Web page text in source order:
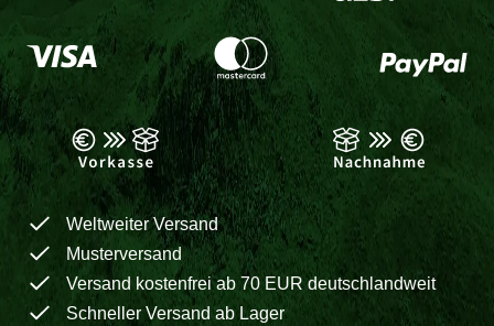
Weltweiter Versand
Musterversand
Versand kostenfrei ab 70 EUR deutschlandweit
Schneller Versand ab Lager